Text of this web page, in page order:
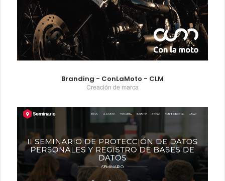
Branding - ConLaMoto - CLM
Creación de marca